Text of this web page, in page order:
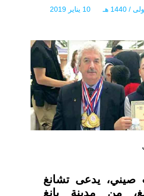
يدعى تشانغ
من مدينة يانغ